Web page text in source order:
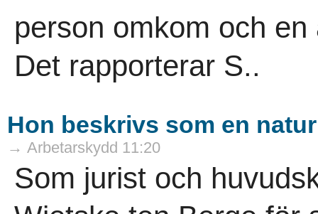
person omkom och
Det rapporterar S..
Hon beskrivs som en
→ Arbetarskydd 11:20
Som jurist och